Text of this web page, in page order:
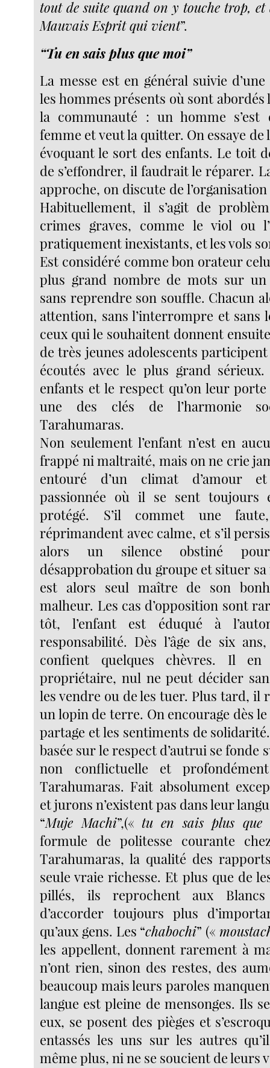
tout de suite quand on y touche trop, et
Mauvais Esprit qui vient”.
“Tu en sais plus que moi”
La messe est en général suivie
les hommes présents où sont abordés
la communauté : un homme s’est
femme et veut la quitter. On essaye
évoquant le sort des enfants. Le toit
de s’effondrer, il faudrait le réparer.
approche, on discute de
Habituellement, il s’agit de
crimes graves, comme le viol ou
pratiquement inexistants, et les vols
Est considéré comme bon orateur
plus grand nombre de mots sur
sans reprendre son souffle. Chacun
attention, sans l’interrompre et sans
ceux qui le souhaitent donnent
de très jeunes adolescents
écoutés avec le plus grand sérieux.
enfants et le respect qu’on leur
une des clés de l’harmonie
Tarahumaras.
Non seulement l’enfant n’est en
frappé ni maltraité, mais on ne crie
entouré d’un climat d’amour
passionnée où il se sent toujours
protégé. S’il commet une
réprimandent avec calme, et s’il
alors un silence obstiné
désapprobation du groupe et situer
est alors seul maître de son
malheur. Les cas d’opposition sont
tôt, l’enfant est éduqué à
responsabilité. Dès l’âge de six
confient quelques chèvres. Il en
propriétaire, nul ne peut décider
les vendre ou de les tuer. Plus tard, il
un lopin de terre. On encourage dès
partage et les sentiments de
basée sur le respect d’autrui se fonde
non conflictuelle et
Tarahumaras. Fait absolument
et jurons n’existent pas dans leur
“Muje Machi”,(«tu en sais plus que
formule de politesse courante
Tarahumaras, la qualité des
seule vraie richesse. Et plus que de
pillés, ils reprochent aux
d’accorder toujours plus
qu’aux gens. Les “chabochi” («
les appellent, donnent rarement à
n’ont rien, sinon des restes, des
beaucoup mais leurs paroles
langue est pleine de mensonges. Ils
eux, se posent des pièges et
entassés les uns sur les autres
même plus, ni ne se soucient de leurs